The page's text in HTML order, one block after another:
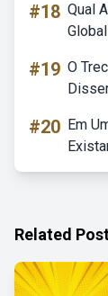
#18 Qual
#19 O
#20 Em
Related